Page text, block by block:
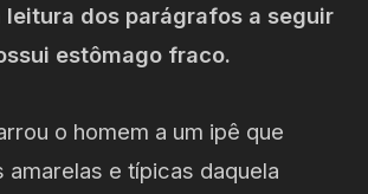
leitura dos parágrafos a seguir
estômago fraco.
o homem a um ipê que
amarelas e típicas daquela